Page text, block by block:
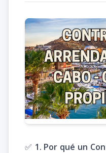
✅ 1. Por qué un